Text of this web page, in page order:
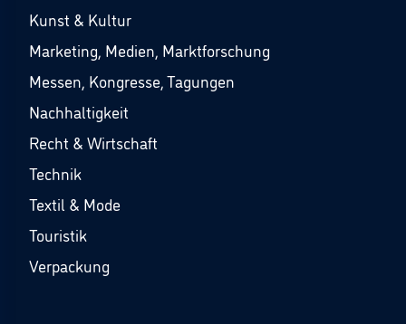
Kunst & Kultur
Marketing, Medien, Marktforschung
Messen, Kongresse, Tagungen
Nachhaltigkeit
Recht & Wirtschaft
Technik
Textil & Mode
Touristik
Verpackung